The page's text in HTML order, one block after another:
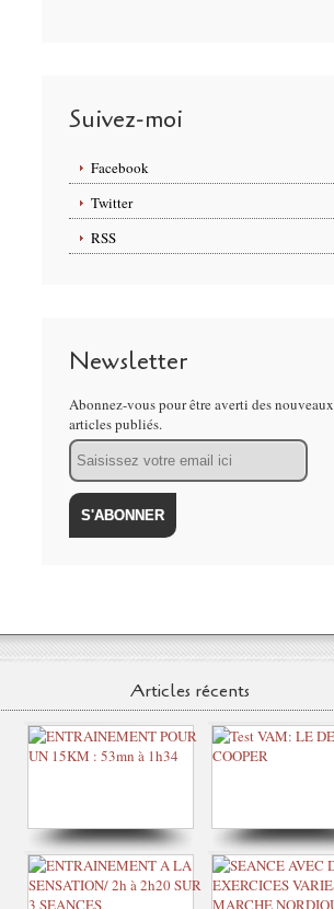
Suivez-moi
Facebook
Twitter
RSS
Newsletter
Abonnez-vous pour être averti des nouveaux
articles publiés.
Email
Articles récents